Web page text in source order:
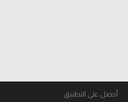
أحصل على التطبيق